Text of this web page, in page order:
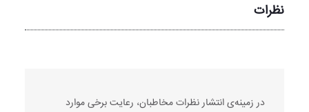
نظرات
در زمینه‌ی انتشار نظرات مخاطبان، رعایت برخی موارد